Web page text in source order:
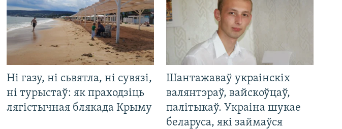
Ні газу, ні сьвятла, ні сувязі,
ні турыстаў: як праходзіць
лягістычная блякада Крыму
Шантажаваў украінскіх
валянтэраў, вайскоўцаў,
палітыкаў. Украіна шукае
беларуса, які займаўся